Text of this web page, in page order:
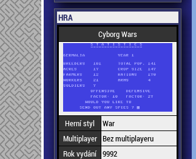
HRA
Cyborg Wars
Herní styl
War
Multiplayer Bez multiplayeru
Rok vydání 9992